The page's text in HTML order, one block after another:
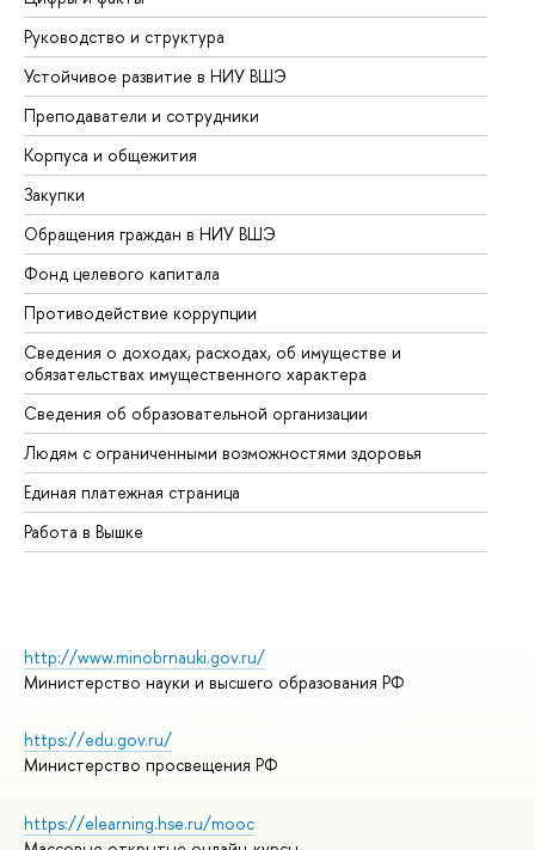
Руководство и структура
Устойчивое развитие в НИУ ВШЭ
Преподаватели и сотрудники
Корпуса и общежития
Закупки
Обращения граждан в НИУ ВШЭ
Фонд целевого капитала
Противодействие коррупции
Сведения о доходах, расходах, об имуществе и
обязательствах имущественного характера
Сведения об образовательной организации
Людям с ограниченными возможностями здоровья
Единая платежная страница
Работа в Вышке
http://www.minobrnauki.gov.ru/
Министерство науки и высшего образования РФ
https://edu.gov.ru/
Министерство просвещения РФ
https://elearning.hse.ru/mooc